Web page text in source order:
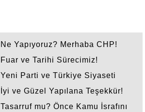
Ne Yapıyoruz? Merhaba CHP!
Fuar ve Tarihi Sürecimiz!
Yeni Parti ve Türkiye Siyaseti
İyi ve Güzel Yapılana Teşekkür!
Tasarruf mu? Önce Kamu İsrafını